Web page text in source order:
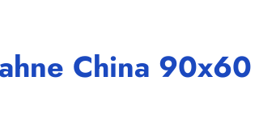
China